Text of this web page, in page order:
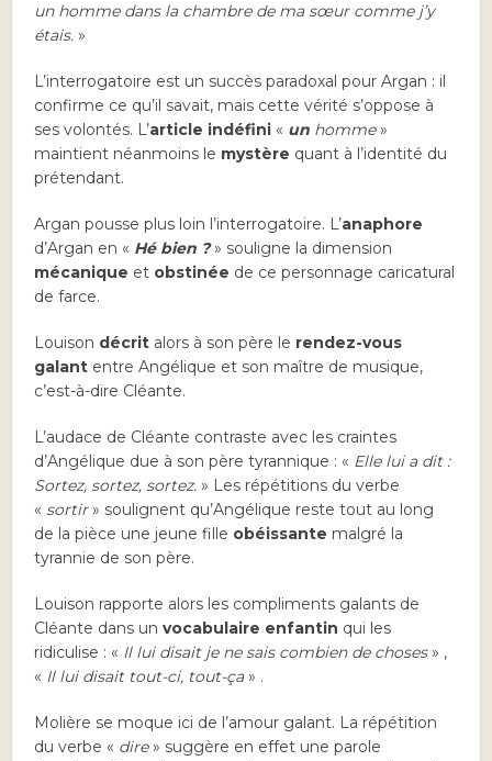
un homme dans la chambre de ma sœur comme j’y
étais. »
L’interrogatoire est un succès paradoxal pour Argan : il
confirme ce qu’il savait, mais cette vérité s’oppose à
ses volontés. L’article indéfini « un homme»
maintient néanmoins le mystère quant à l’identité du
prétendant.
Argan pousse plus loin l’interrogatoire. L’anaphore
d’Argan en « Hé bien ?» souligne la dimension
mécanique et obstinée de ce personnage caricatural
de farce.
Louison décrit alors à son père le rendez-vous
galant entre Angélique et son maître de musique,
c’est-à-dire Cléante.
L’audace de Cléante contraste avec les craintes
d’Angélique due à son père tyrannique : « Elle lui a dit :
Sortez, sortez, sortez.» Les répétitions du verbe
« sortir» soulignent qu’Angélique reste tout au long
de la pièce une jeune fille obéissante malgré la
tyrannie de son père.
Louison rapporte alors les compliments galants de
Cléante dans unvocabulaire enfantin qui les
ridiculise : « Il lui disait je ne sais combien de choses» ,
« Il lui disait tout-ci, tout-ça» .
Molière se moque ici de l’amour galant. La répétition
du verbe « dire» suggère en effet une parole